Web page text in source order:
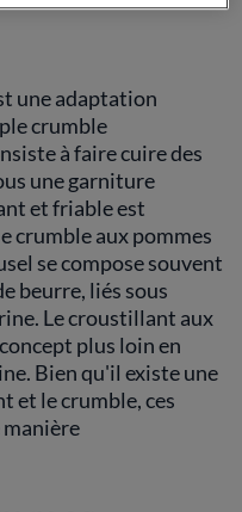
une adaptation
crumble
à faire cuire des
une garniture
et friable est
crumble aux pommes
se compose souvent
beurre, liés sous
Le croustillant aux
plus loin en
Bien qu'il existe une
et le crumble, ces